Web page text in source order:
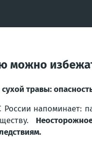
можно
травы:
России напоминает: